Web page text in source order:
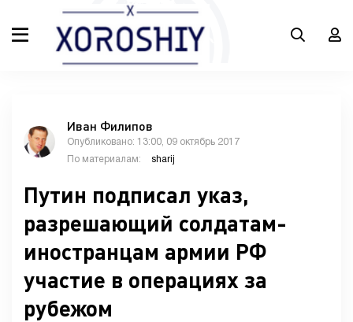
Иван Филипов
Опубликовано: 13:00, 09 октябрь 2017
По материалам:
sharij
Путин подписал указ,
разрешающий солдатам-
иностранцам армии РФ
участие в операциях за
рубежом